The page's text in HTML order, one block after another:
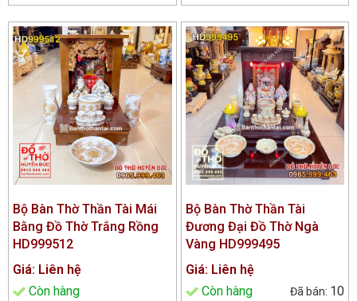
Bộ Bàn Thờ Thần Tài Mái
Bằng Đồ Thờ Trắng Rồng
HD999512
Giá: Liên hệ
Còn hàng
Bộ Bàn Thờ Thần Tài
Đương Đại Đồ Thờ Ngà
Vàng HD999495
Giá: Liên hệ
Còn hàng
10